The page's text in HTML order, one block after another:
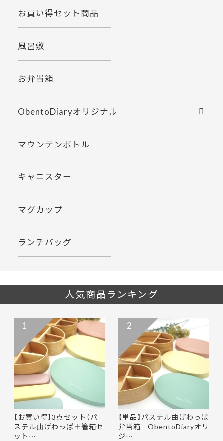
お買い得セット商品
風呂敷
お弁当箱
ObentoDiaryオリジナル
マウンテンボトル
キャニスター
マグカップ
ランチバッグ
人気商品ランキング
【お買い得】3点セット（パ
ステル曲げわっぱ＋箸箱セ
ット…
1
【単品】パステル曲げわっぱ
弁当箱 - ObentoDiaryオリ
ジ…
2